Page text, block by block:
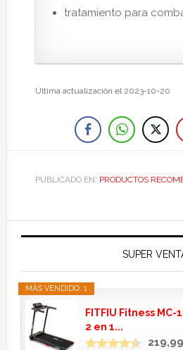
tratamiento para
Última actualización el 2023-10-20
PUBLICADO EN: PRODUCTOS
SUPER
MÁS VENDIDO. 1
FITFIU Fitness
2 en 1...